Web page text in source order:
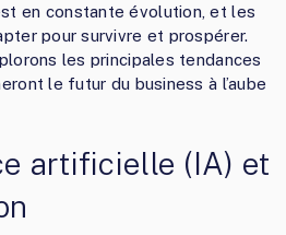
en constante évolution, et les
pour survivre et prospérer.
les principales tendances
le futur du business à l’aube
artificielle (IA) et